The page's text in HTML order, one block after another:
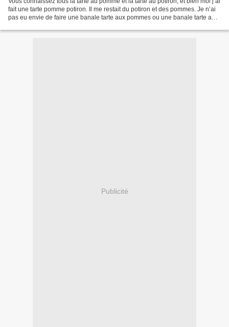
fait une tarte pomme potiron. Il me restait du potiron et des pommes. Je n’ai
pas eu envie de faire une banale tarte aux pommes ou une banale tarte au
Publicité